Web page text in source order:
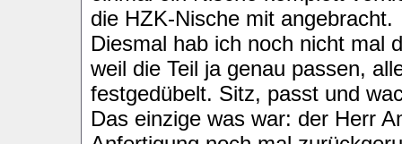
die HZK-Nische mit angebracht.
Diesmal hab ich noch nicht mal
weil die Teil ja genau passen,
festgedübelt. Sitz, passt und
Das einzige was war: der Herr